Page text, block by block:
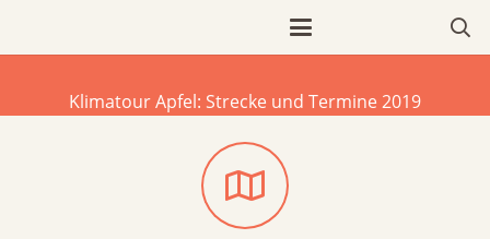
Klimatour Apfel: Strecke und Termine 2019